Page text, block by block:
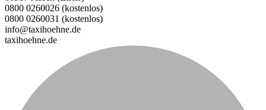
0800 0260026 (kostenlos)
0800 0260031 (kostenlos)
info@taxihoehne.de
taxihoehne.de